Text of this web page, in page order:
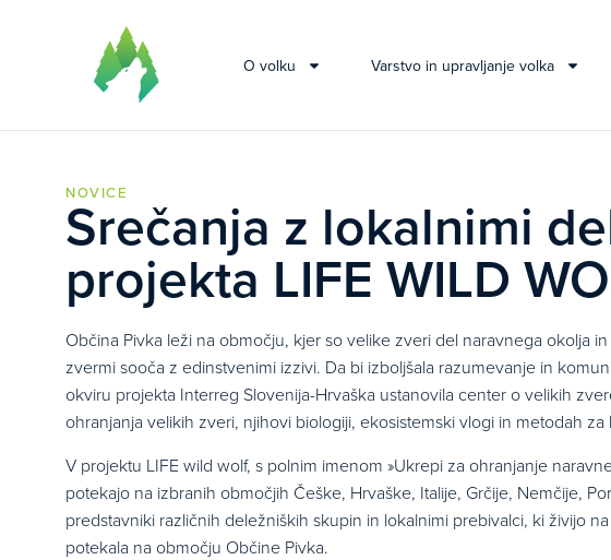
O volku Varstvo in upravljanje volka
NOVICE
Srečanja z lokalnimi
projekta LIFE WILD
Občina Pivka leži na območju, kjer so velike zveri del naravnega okolja
zvermi sooča z edinstvenimi izzivi. Da bi izboljšala razumevanje in
okviru projekta Interreg Slovenija-Hrvaška ustanovila center o velikih
ohranjanja velikih zveri, njihovi biologiji, ekosistemski vlogi in metodah
V projektu LIFE wild wolf, s polnim imenom »Ukrepi za ohranjanje
potekajo na izbranih območjih Češke, Hrvaške, Italije, Grčije, Nemčije,
predstavniki različnih deležniških skupin in lokalnimi prebivalci, ki živijo
potekala na območju Občine Pivka.